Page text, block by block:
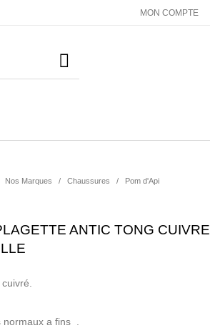
MON COMPTE
Nos Marques / Chaussures / Pom d'Api
ANTIC TONG CUIVRE
a fins .